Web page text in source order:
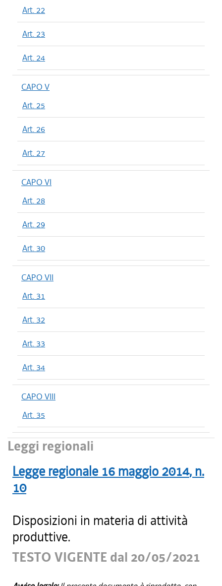
Art. 22
Art. 23
Art. 24
CAPO V
Art. 25
Art. 26
Art. 27
CAPO VI
Art. 28
Art. 29
Art. 30
CAPO VII
Art. 31
Art. 32
Art. 33
Art. 34
CAPO VIII
Art. 35
Leggi regionali
Legge regionale 16 maggio 2014, n.
10
Disposizioni in materia di attività
produttive.
TESTO VIGENTE dal 20/05/2021